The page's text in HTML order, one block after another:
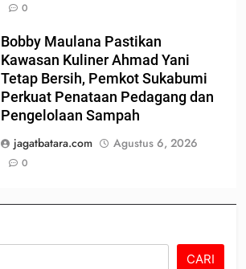
0
Bobby Maulana Pastikan
Kawasan Kuliner Ahmad Yani
Tetap Bersih, Pemkot Sukabumi
Perkuat Penataan Pedagang dan
Pengelolaan Sampah
jagatbatara.com
Agustus 6, 2026
0
CARI